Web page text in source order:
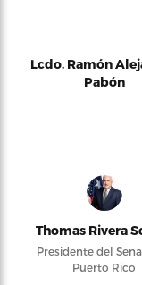
Lcdo. Ramón
Pabón
Thomas Rivera
Presidente del
Puerto Rico